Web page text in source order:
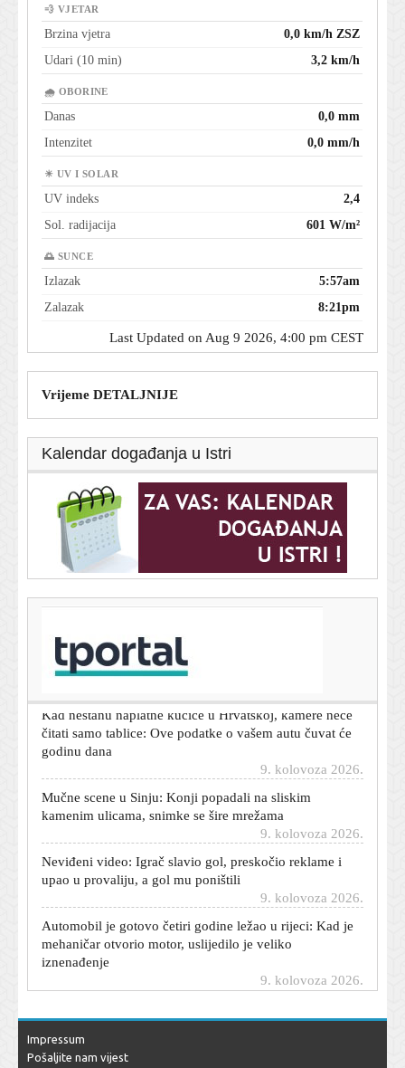
💨 VJETAR
Brzina vjetra
0,0 km/h ZSZ
Udari (10 min)
3,2 km/h
🌧 OBORINE
Danas
0,0 mm
Intenzitet
0,0 mm/h
☀ UV I SOLAR
UV indeks
2,4
Sol. radijacija
601 W/m²
🌅 SUNCE
Izlazak
5:57am
Zalazak
8:21pm
Last Updated on Aug 9 2026, 4:00 pm CEST
Vrijeme DETALJNIJE
Kalendar događanja u Istri
T-portal.hr
napredovati'
čitati samo tablice: Ove podatke o vašem autu čuvat će
godinu dana
Mučne scene u Sinju: Konji popadali na sliskim
kamenim ulicama, snimke se šire mrežama
9. kolovoza 2026.
Neviđeni video: Igrač slavio gol, preskočio reklame i
upao u provaliju, a gol mu poništili
Automobil je gotovo četiri godine ležao u rijeci: Kad je
mehaničar otvorio motor, uslijedilo je veliko
iznenađenje
Motor je godinama 'jeo sam sebe', a ipak prešao gotovo
je šokiran
Impressum
Pošaljite nam vijest